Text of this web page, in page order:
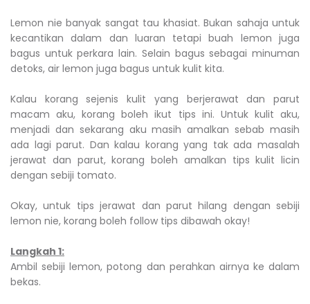
Lemon nie banyak sangat tau khasiat. Bukan sahaja untuk
kecantikan dalam dan luaran tetapi buah lemon juga
bagus untuk perkara lain. Selain bagus sebagai minuman
detoks, air lemon juga bagus untuk kulit kita.
Kalau korang sejenis kulit yang berjerawat dan parut
macam aku, korang boleh ikut tips ini. Untuk kulit aku,
menjadi dan sekarang aku masih amalkan sebab masih
ada lagi parut. Dan kalau korang yang tak ada masalah
jerawat dan parut, korang boleh amalkan tips kulit licin
dengan sebiji tomato.
Okay, untuk tips jerawat dan parut hilang dengan sebiji
lemon nie, korang boleh follow tips dibawah okay!
Langkah 1:
Ambil sebiji lemon, potong dan perahkan airnya ke dalam
bekas.